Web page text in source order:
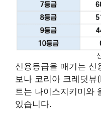
신용등급을 매기는 신
보나 코리아 크레딧뷰
트는 나이스지키미와
있습니다.